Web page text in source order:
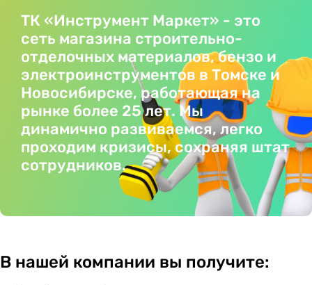
ТК «Инструмент Маркет» - это
сеть магазина строительно-
отделочных материалов, бензо и
электроинструментов в Томске и
Новосибирске, работающая на
рынке более 25 лет. Мы
динамично развиваемся, легко
проходим кризисы, сохраняя штат
сотрудников.
В нашей компании вы получите: